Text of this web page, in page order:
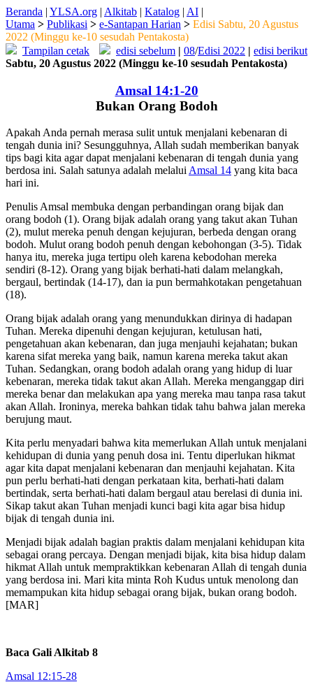
Beranda | YLSA.org | Alkitab | Katalog | AI |
Utama > Publikasi > e-Santapan Harian > Edisi Sabtu, 20 Agustus
2022 (Minggu ke-10 sesudah Pentakosta)
Tampilan cetak
edisi sebelum | 08/Edisi 2022 | edisi berikut
Sabtu, 20 Agustus 2022 (Minggu ke-10 sesudah Pentakosta)
Amsal 14:1-20
Bukan Orang Bodoh
Apakah Anda pernah merasa sulit untuk menjalani kebenaran di
tengah dunia ini? Sesungguhnya, Allah sudah memberikan banyak
tips bagi kita agar dapat menjalani kebenaran di tengah dunia yang
berdosa ini. Salah satunya adalah melaluiAmsal 14 yang kita baca
hari ini.
Penulis Amsal membuka dengan perbandingan orang bijak dan
orang bodoh (1). Orang bijak adalah orang yang takut akan Tuhan
(2), mulut mereka penuh dengan kejujuran, berbeda dengan orang
bodoh. Mulut orang bodoh penuh dengan kebohongan (3-5). Tidak
hanya itu, mereka juga tertipu oleh karena kebodohan mereka
sendiri (8-12). Orang yang bijak berhati-hati dalam melangkah,
bergaul, bertindak (14-17), dan ia pun bermahkotakan pengetahuan
(18).
Orang bijak adalah orang yang menundukkan dirinya di hadapan
Tuhan. Mereka dipenuhi dengan kejujuran, ketulusan hati,
pengetahuan akan kebenaran, dan juga menjauhi kejahatan; bukan
karena sifat mereka yang baik, namun karena mereka takut akan
Tuhan. Sedangkan, orang bodoh adalah orang yang hidup di luar
kebenaran, mereka tidak takut akan Allah. Mereka menganggap diri
mereka benar dan melakukan apa yang mereka mau tanpa rasa takut
akan Allah. Ironinya, mereka bahkan tidak tahu bahwa jalan mereka
berujung maut.
Kita perlu menyadari bahwa kita memerlukan Allah untuk menjalani
kehidupan di dunia yang penuh dosa ini. Tentu diperlukan hikmat
agar kita dapat menjalani kebenaran dan menjauhi kejahatan. Kita
pun perlu berhati-hati dengan perkataan kita, berhati-hati dalam
bertindak, serta berhati-hati dalam bergaul atau berelasi di dunia ini.
Sikap takut akan Tuhan menjadi kunci bagi kita agar bisa hidup
bijak di tengah dunia ini.
Menjadi bijak adalah bagian praktis dalam menjalani kehidupan kita
sebagai orang percaya. Dengan menjadi bijak, kita bisa hidup dalam
hikmat Allah untuk mempraktikkan kebenaran Allah di tengah dunia
yang berdosa ini. Mari kita minta Roh Kudus untuk menolong dan
memampukan kita hidup sebagai orang bijak, bukan orang bodoh.
[MAR]
Baca Gali Alkitab 8
Amsal 12:15-28